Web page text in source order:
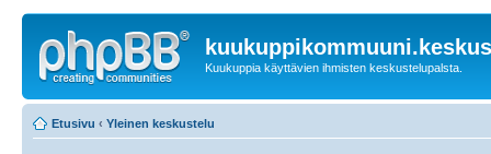
Kuukuppia käyttävien ihmisten keskustelupalsta.
Etusivu ‹ Yleinen keskustelu